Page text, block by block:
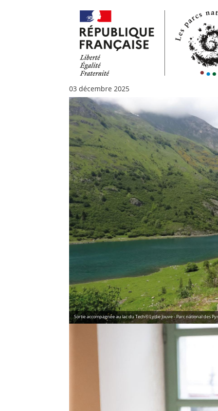
03 décembre 2025
Sortie accompagnée au lac du Tech© Lydie Jouve - Parc national des